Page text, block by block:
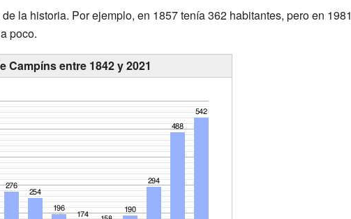
la historia. Por ejemplo, en 1857 tenía 362 habitantes, pero en 1981
poco.
entre 1842 y 2021